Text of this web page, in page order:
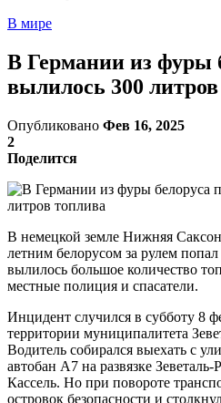
В мире
В Германии из фуры
вылилось 300
Опубликовано Фев 16, 2025
2
Поделится
В немецкой земле Нижняя
летним белорусом за рулем
вылилось большое количество
местные полиция и спасатели.
Инцидент случился в субботу 8
территории муниципалитета
Водитель собирался выехать с
автобан А7 на развязке
Кассель. Но при повороте
островок безопасности и